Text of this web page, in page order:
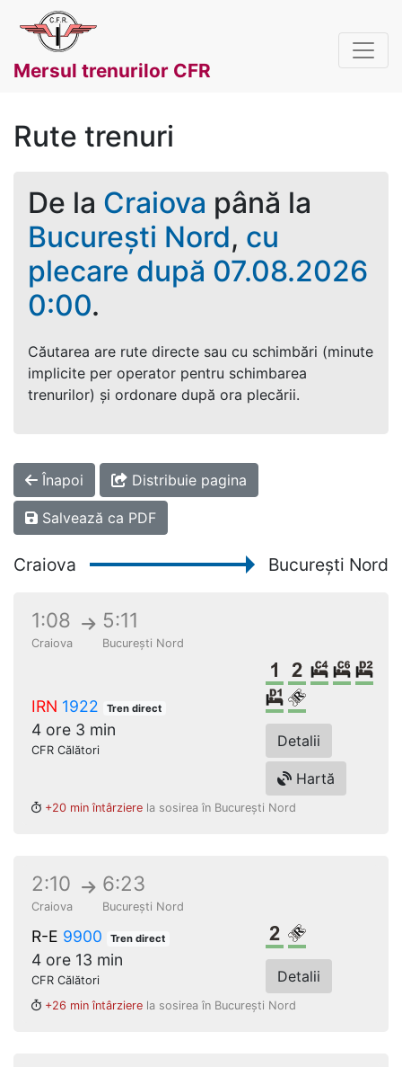
Mersul trenurilor CFR
Rute trenuri
De la Craiova până la
București Nord, cu
plecare după 07.08.2026
0:00.
Căutarea are rute directe sau cu schimbări (minute
implicite per operator pentru schimbarea
trenurilor) și ordonare după ora plecării.
Înapoi Distribuie pagina
Salvează ca PDF
Craiova București Nord
1:08
Craiova
5:11
București Nord
IRN 1922 Tren direct
4 ore 3 min
CFR Călători
Clasa 1
Clasa a 2-a
Cușetă
Dormit single
Loc
Detalii
Hartă
+20 min întârziere la sosirea în București Nord
2:10
Craiova
6:23
București Nord
R-E 9900 Tren direct
4 ore 13 min
CFR Călători
Clasa a 2-a
Loc
Detalii
+26 min întârziere la sosirea în București Nord